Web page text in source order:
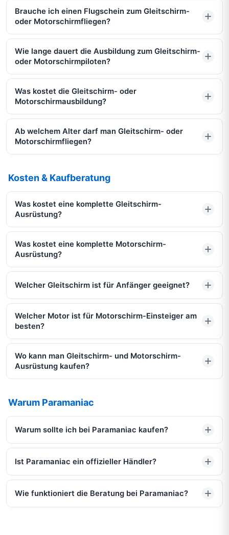
Brauche ich einen Flugschein zum Gleitschirm-
oder Motorschirmfliegen?
Wie lange dauert die Ausbildung zum Gleitschirm-
oder Motorschirmpiloten?
Was kostet die Gleitschirm- oder
Motorschirmausbildung?
Ab welchem Alter darf man Gleitschirm- oder
Motorschirmfliegen?
Kosten & Kaufberatung
Was kostet eine komplette Gleitschirm-
Ausrüstung?
Was kostet eine komplette Motorschirm-
Ausrüstung?
Welcher Gleitschirm ist für Anfänger geeignet?
Welcher Motor ist für Motorschirm-Einsteiger am
besten?
Wo kann man Gleitschirm- und Motorschirm-
Ausrüstung kaufen?
Warum Paramaniac
Warum sollte ich bei Paramaniac kaufen?
Ist Paramaniac ein offizieller Händler?
Wie funktioniert die Beratung bei Paramaniac?